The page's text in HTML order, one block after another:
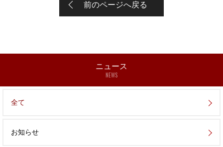
前のページへ戻る
ニュース
NEWS
全て
お知らせ